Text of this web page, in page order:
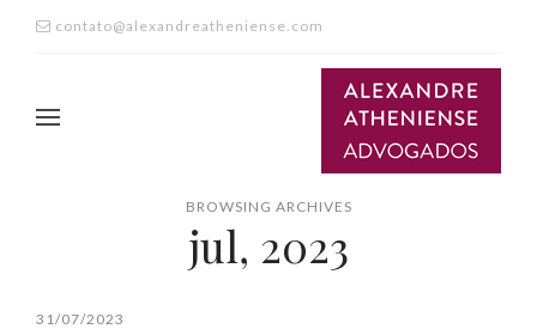
contato@alexandreatheniense.com
BROWSING ARCHIVES
jul, 2023
31/07/2023